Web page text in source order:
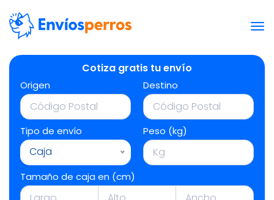
Cotiza gratis tu envío
Origen Destino
Tipo de envío
Caja
Peso (kg)
Tamaño de caja en (cm)